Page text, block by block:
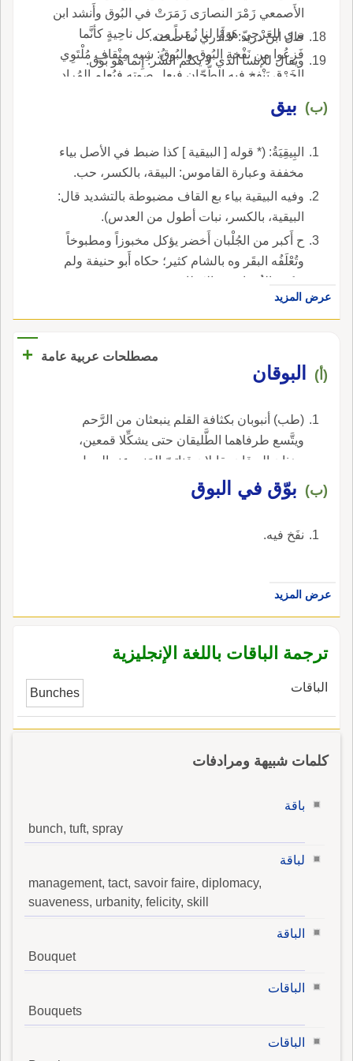
الأَصمعي زَمْرَ النصارَى زَمَرَتْ في البُوق وأَنشد ابن
بري للعَرْجِيّ هَوَوْا لنا زُمَراً من كل ناحِيةٍ كأنَّما
فَزِعُوا من نَفْخةِ البُوق والبُوقُ: شِبه مِنْقافٍ مُلْتَوِي
الخَرْق يَنْفخ فيه الطّحّان فيعل صوته فيُعلم المُراد
قال ابن دريد: لا أَدري ما صحته.
ويقال للإنسا الذي لا يكتُم السِّر: إِنما هو بُوق.
(ب) بيق
البِيقِيَةُ: (* قوله [ البيقية ] كذا ضبط في الأصل بياء
مخففة وعبارة القاموس: البيقة، بالكسر، حب.
وفيه البيقية بياء بع القاف مضبوطة بالتشديد قال:
البيقية، بالكسر، نبات أطول من العدس).
ح أَكبر من الجُلْبان أَخضر يؤكل مخبوزاً ومطبوخاً
وتُعْلَفُه البقَر وه بالشام كثير؛ حكاه أَبو حنيفة ولم
يذكره الفُقهاء في القَطاني.
عرض المزيد
مصطلحات عربية عامة +
(أ) البوقان
(طب) أنبوبان بكثافة القلم ينبعثان من الرَّحم
ويتَّسع طرفاهما الطَّليقان حتى يشكِّلا قمعين،
وهذان البوقان يقابلان قناتيّ المَني عند الرجل
وفيهما تسير الخلايا التَّناسليَّة.
(ب) بوّق في البوق
نفَخ فيه.
عرض المزيد
ترجمة الباقات باللغة الإنجليزية
الباقات Bunches
كلمات شبيهة ومرادفات
باقة
bunch, tuft, spray
لباقة
management, tact, savoir faire, diplomacy,
suaveness, urbanity, felicity, skill
الباقة
Bouquet
الباقات
Bouquets
الباقات